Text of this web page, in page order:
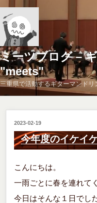
ン
テ
ン
ツ
へ
ス
キ
ッ
プ
ミーツブログ –
"meets"
三重県で活動するギターマンド
投
稿
日:
2023-02-19
今年度のイケイ
こんにちは。
一雨ごとに春を連れて
今日はそんな１日でした